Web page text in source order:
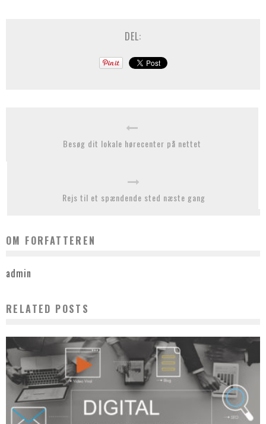
DEL:
Besøg dit lokale hørecenter på nettet
Rejs til et spændende sted næste gang
OM FORFATTEREN
admin
RELATED POSTS